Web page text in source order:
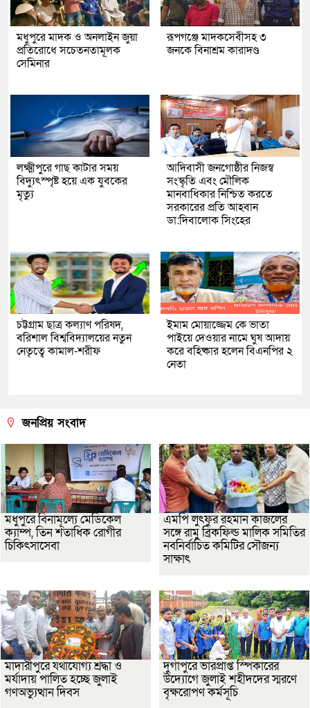
মধুপুরে মাদক ও অনলাইন জুয়া
প্রতিরোধে সচেতনতামূলক
সেমিনার
রূপগঞ্জে মাদকসেবীসহ ৩
জনকে বিনাশ্রম কারাদণ্ড
লক্ষ্মীপুরে গাছ কাটার সময়
বিদ্যুৎস্পৃষ্ট হয়ে এক যুবকের
মৃত্যু
আদিবাসী জনগোষ্ঠীর নিজস্ব
সংস্কৃতি এবং মৌলিক
মানবাধিকার নিশ্চিত করতে
সরকারের প্রতি আহবান
ডা:দিবালোক সিংহের
চট্টগ্রাম ছাত্র কল্যাণ পরিষদ,
বরিশাল বিশ্ববিদ্যালয়ের নতুন
নেতৃত্বে কামাল-শরীফ
ইমাম মোয়াজ্জেম কে ভাতা
পাইয়ে দেওয়ার নামে ঘুষ আদায়
করে বহিষ্কার হলেন বিএনপির ২
নেতা
জনপ্রিয় সংবাদ
মধুপুরে বিনামূল্যে মেডিকেল
ক্যাম্প, তিন শতাধিক রোগীর
চিকিৎসাসেবা
এমপি লুৎফুর রহমান কাজলের
সঙ্গে রামু ব্রিকফিল্ড মালিক সমিতির
নবনির্বাচিত কমিটির সৌজন্য
সাক্ষাৎ
মাদারীপুরে যথাযোগ্য শ্রদ্ধা ও
মর্যাদায় পালিত হচ্ছে জুলাই
গণঅভ্যুত্থান দিবস
দুর্গাপুরে ভারপ্রাপ্ত স্পিকারের
উদ্যোগে জুলাই শহীদদের স্মরণে
বৃক্ষরোপণ কর্মসূচি